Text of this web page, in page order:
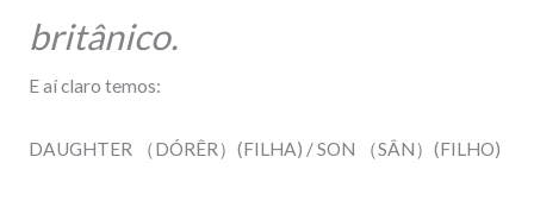
britânico.
E aí claro temos:
DAUGHTER （DÓRÊR） (FILHA) / SON （SÂN） (FILHO)